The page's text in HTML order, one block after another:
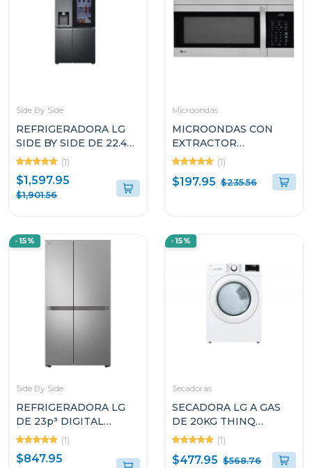
Side By Side
REFRIGERADORA LG
SIDE BY SIDE DE 22.4P³
INSTAVIEW DOOR IN
DOOR CRAFT ICE
VS25XHWCB
(1)
$1,597.95
$1,901.56
Microondas
MICROONDAS CON
EXTRACTOR
EMPOTRABLE LG DE
1.7 CUFT EASY CLEAN
LMV1764ST
(1)
$197.95 $235.56
-15%
Side By Side
REFRIGERADORA LG
DE 23p³ DIGITAL
INVERTER SIDE BY
SIDE VS25BJNK
(1)
$847.95
-15%
Secadoras
SECADORA LG A GAS
DE 20KG THINQ
DF20WV2W SMART
DIAGNOSIS
(1)
$477.95 $568.76